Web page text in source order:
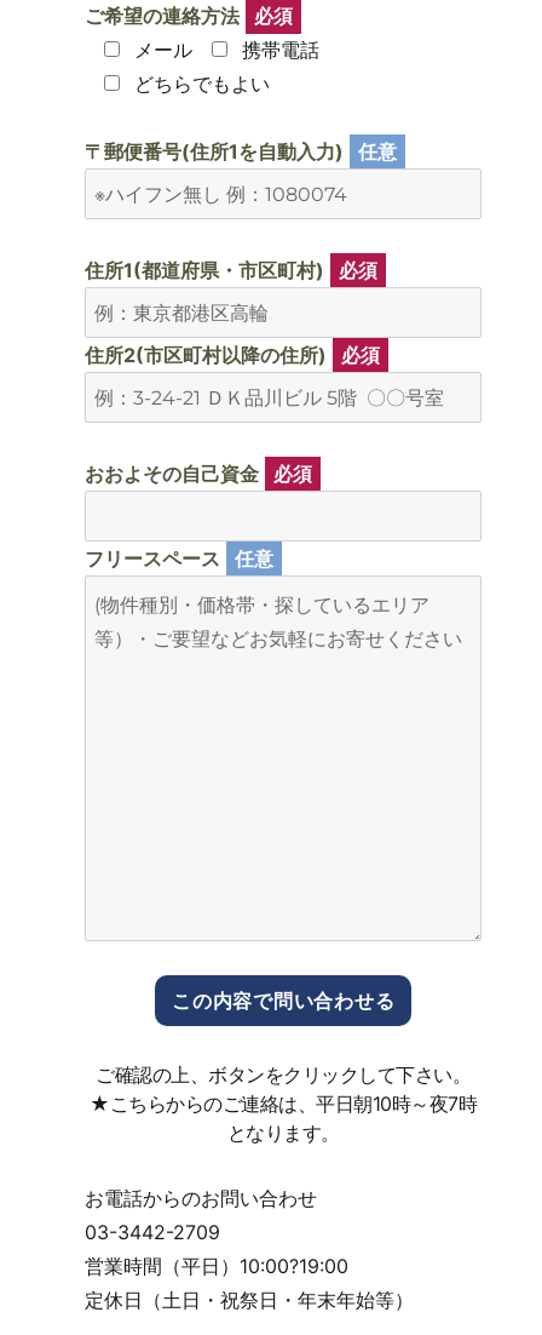
ご希望の連絡方法
必須
メール
携帯電話
どちらでもよい
〒郵便番号(住所1を自動入力) 任意
住所1(都道府県・市区町村) 必須
住所2(市区町村以降の住所) 必須
おおよその自己資金 必須
フリースペース 任意
ご確認の上、ボタンをクリックして下さい。
★こちらからのご連絡は、平日朝10時～夜7時
となります。
お電話からのお問い合わせ
03-3442-2709
営業時間（平日）10:00?19:00
定休日（土日・祝祭日・年末年始等）